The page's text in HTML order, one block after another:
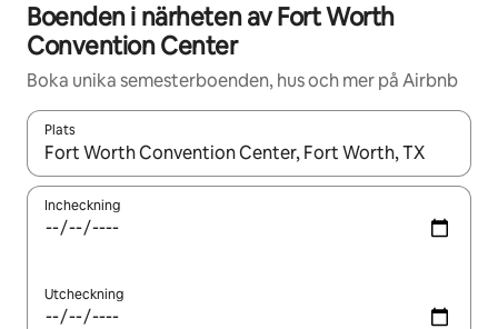
Boenden i närheten av Fort Worth
Convention Center
Boka unika semesterboenden, hus och mer på Airbnb
Plats
När resultaten är tillgängliga kan du navigera med upp- och
Incheckning
Utcheckning